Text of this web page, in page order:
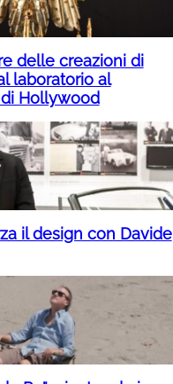
delle creazioni di
laboratorio al
Hollywood
il design con Davide